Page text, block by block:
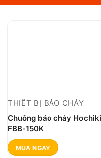
THIẾT BỊ BÁO CHÁY
Chuông báo cháy Hochiki
FBB-150K
MUA NGAY